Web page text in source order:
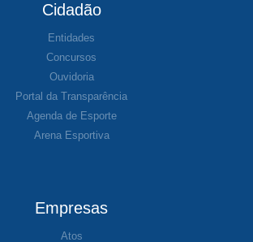
Cidadão
Entidades
Concursos
Ouvidoria
Portal da Transparência
Agenda de Esporte
Arena Esportiva
Empresas
Atos